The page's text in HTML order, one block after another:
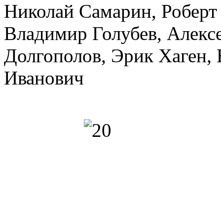
Николай Самарин,
Владимир Голубев,
Долгополов, Эрик Хаген,
Иванович